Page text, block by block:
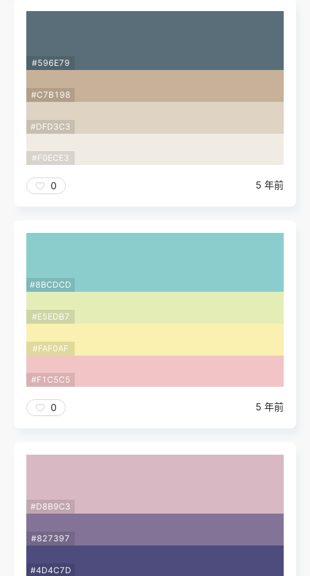
#596E79
#C7B198
#DFD3C3
#F0ECE3
0 5 年前
#8BCDCD
#E5EDB7
#FAF0AF
#F1C5C5
0 5 年前
#D8B9C3
#827397
#4D4C7D